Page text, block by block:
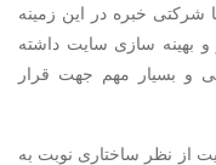
خبره در این زمینه
و بهینه سازی سایت داشته
و بسیار مهم جهت قرار
از نظر ساختاری نوبت به